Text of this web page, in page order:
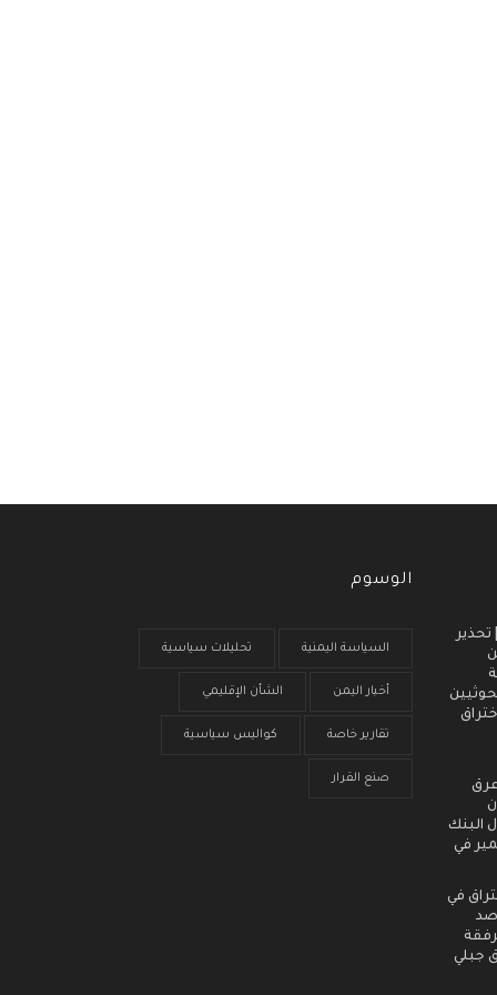
انذار مبكر (3) | تحذير
البنك
في
في
جبلي
الوسوم
السياسة اليمنية تحليلات سياسية
أخبار اليمن الشأن الإقليمي
تقارير خاصة كواليس سياسية
صنع القرار